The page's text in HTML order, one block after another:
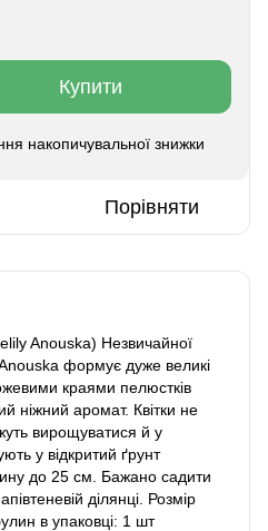
Купити
накопичувальної знижки
Порівняти
Anouska) Незвичайної
формує дуже великі
краями пелюстків
ніжний аромат. Квітки не
вирощуватися й у
у відкритий ґрунт
до 25 см. Бажано садити
ділянці. Розмір
в упаковці: 1 шт